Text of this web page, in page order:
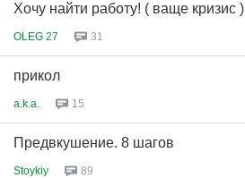
Хочу найти работу! ( ваще кризис )
OLEG 27 31
прикол
a.k.a. 15
Предвкушение. 8 шагов
Stoykiy 89